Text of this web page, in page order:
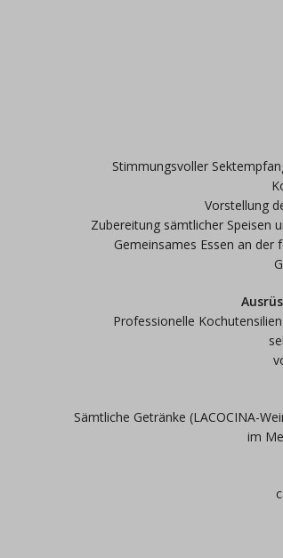
Stimmungsvoller
Vorstellung
Zubereitung sämtlicher Speisen
Gemeinsames Essen an
Professionelle
Sämtliche Getränke (LACOCINA-
im